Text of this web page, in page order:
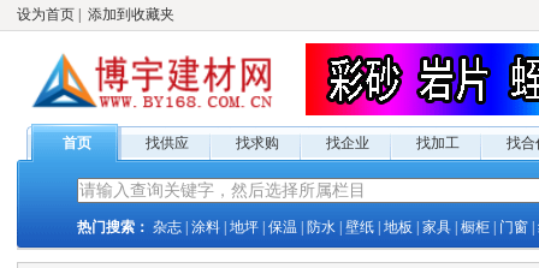
设为首页 添加到收藏夹
首页 找供应 找求购 找企业 找加工 找合
热门搜索： 杂志 涂料 地坪 保温 防水 壁纸 地板 家具 橱柜 门窗